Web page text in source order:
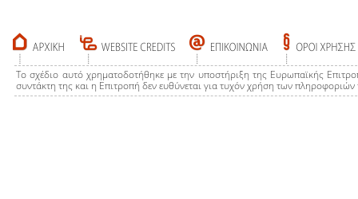
Το σχέδιο αυτό χρηματοδοτήθηκε με την υποστήριξη της Ευρωπαϊκής
συντάκτη της και η Επιτροπή δεν ευθύνεται για τυχόν χρήση των πληροφοριών